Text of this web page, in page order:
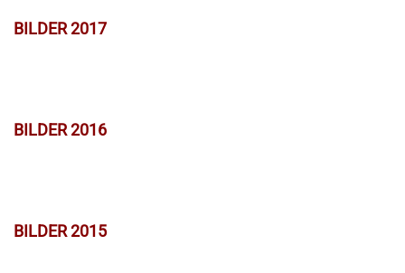
BILDER 2017
BILDER 2016
BILDER 2015